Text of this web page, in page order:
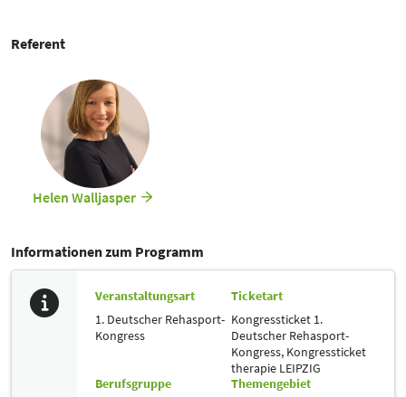
Referent
Helen Walljasper
Informationen zum Programm
Veranstaltungsart
1. Deutscher Rehasport-
Kongress
Ticketart
Kongressticket 1.
Deutscher Rehasport-
Kongress, Kongressticket
therapie LEIPZIG
Berufsgruppe
Themengebiet